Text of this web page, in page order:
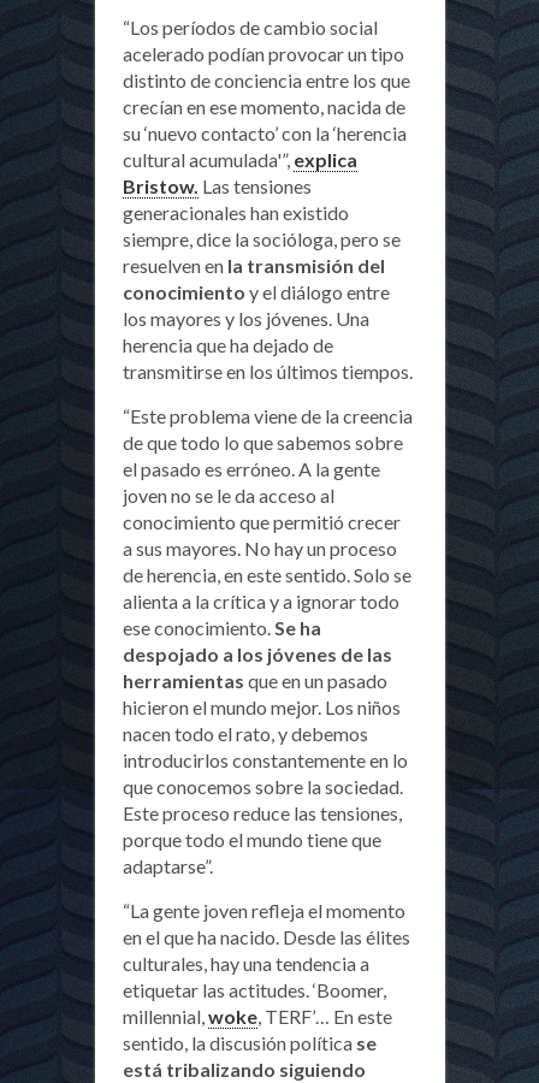
“Los períodos de cambio social
acelerado podían provocar un tipo
distinto de conciencia entre los que
crecían en ese momento, nacida de
su ‘nuevo contacto’ con la ‘herencia
cultural acumulada'”, explica
Bristow. Las tensiones
generacionales han existido
siempre, dice la socióloga, pero se
resuelven en la transmisión del
conocimiento y el diálogo entre
los mayores y los jóvenes. Una
herencia que ha dejado de
transmitirse en los últimos tiempos.
“Este problema viene de la creencia
de que todo lo que sabemos sobre
el pasado es erróneo. A la gente
joven no se le da acceso al
conocimiento que permitió crecer
a sus mayores. No hay un proceso
de herencia, en este sentido. Solo se
alienta a la crítica y a ignorar todo
ese conocimiento.Se ha
despojado a los jóvenes de las
herramientas que en un pasado
hicieron el mundo mejor. Los niños
nacen todo el rato, y debemos
introducirlos constantemente en lo
que conocemos sobre la sociedad.
Este proceso reduce las tensiones,
porque todo el mundo tiene que
adaptarse”.
“La gente joven refleja el momento
en el que ha nacido. Desde las élites
culturales, hay una tendencia a
etiquetar las actitudes. ‘Boomer,
millennial,woke, TERF’… En este
sentido, la discusión política se
está tribalizando siguiendo